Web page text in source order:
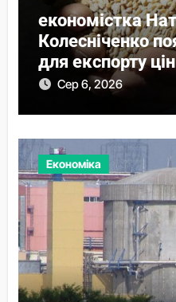
економістка
Колесніченко
для експорту
Сер 6, 2026
Економіка